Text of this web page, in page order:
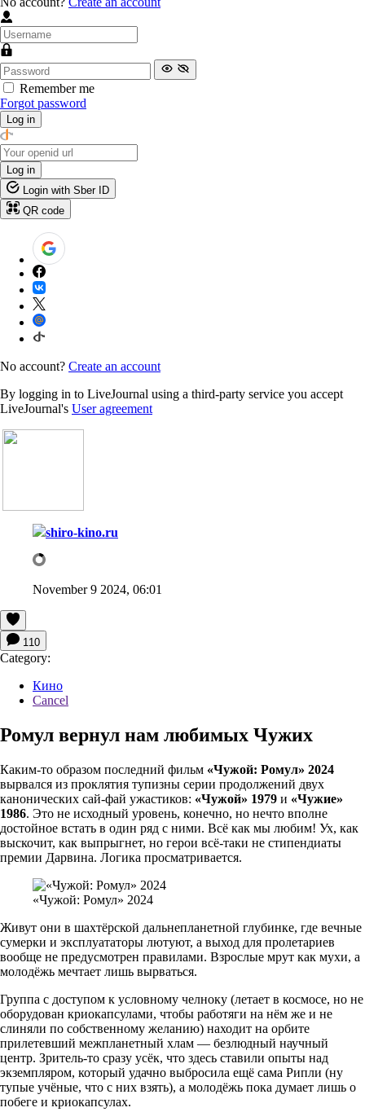
Remember me
Forgot password
Log in
Log in
Login with Sber ID
QR code
No account? Create an account
By logging in to LiveJournal using a third-party service you accept
LiveJournal's User agreement
shiro-kino.ru
November 9 2024, 06:01
110
Category:
Кино
Cancel
Ромул вернул нам любимых Чужих
Каким-то образом последний фильм «Чужой: Ромул» 2024
вырвался из проклятия тупизны серии продолжений двух
канонических сай-фай ужастиков: «Чужой» 1979 и «Чужие»
1986. Это не исходный уровень, конечно, но нечто вполне
достойное встать в один ряд с ними. Всё как мы любим! Ух, как
выскочит, как выпрыгнет, но герои всё-таки не стипендиаты
премии Дарвина. Логика просматривается.
«Чужой: Ромул» 2024
Живут они в шахтёрской дальнепланетной глубинке, где вечные
сумерки и эксплуататоры лютуют, а выход для пролетариев
вообще не предусмотрен правилами. Взрослые мрут как мухи, а
молодёжь мечтает лишь вырваться.
Группа с доступом к условному челноку (летает в космосе, но не
оборудован криокапсулами, чтобы работяги на нём же и не
слиняли по собственному желанию) находит на орбите
прилетевший межпланетный хлам — безлюдный научный
центр. Зритель-то сразу усёк, что здесь ставили опыты над
экземпляром, который удачно выбросила ещё сама Рипли (ну
тупые учёные, что с них взять), а молодёжь пока думает лишь о
побеге и криокапсулах.